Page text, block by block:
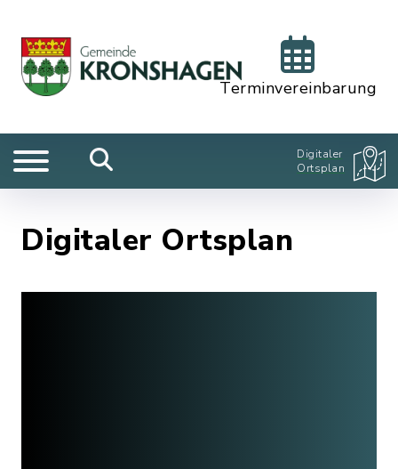
Terminvereinbarung
Digitaler
Ortsplan
Digitaler Ortsplan